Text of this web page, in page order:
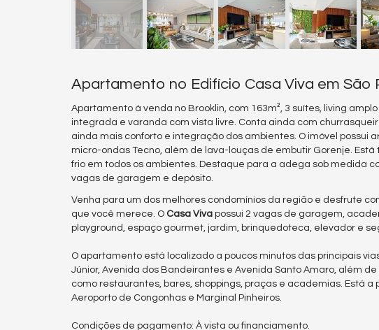
Apartamento no Edifício Casa Viva em São
Apartamento à venda no Brooklin, com 163m², 3 suítes, living
integrada e varanda com vista livre. Conta ainda com
ainda mais conforto e integração dos ambientes. O imóvel possui
micro-ondas Tecno, além de lava-louças de embutir Gorenje.
frio em todos os ambientes. Destaque para a adega sob medida
vagas de garagem e depósito.
Venha para um dos melhores condomínios da região e desfrute
que você merece. O Casa Viva possui 2 vagas de garagem,
playground, espaço gourmet, jardim, brinquedoteca, elevador e
O apartamento está localizado a poucos minutos das principais
Júnior, Avenida dos Bandeirantes e Avenida Santo Amaro, além
como restaurantes, bares, shoppings, praças e academias. Está a
Aeroporto de Congonhas e Marginal Pinheiros.
Condições de pagamento: À vista ou financiamento.